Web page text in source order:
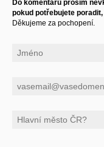
Do komentářů prosím
pokud potřebujete
Děkujeme za pochopení.